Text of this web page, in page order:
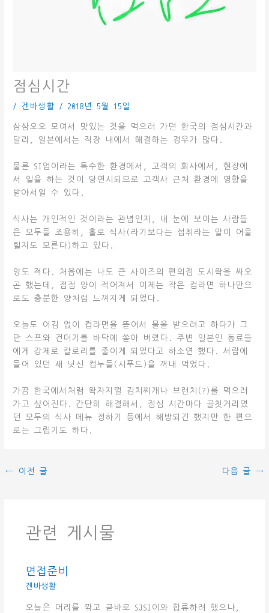
점심시간
/ 겐바생활 / 2018년 5월 15일
삼삼오오 모여서 맛있는 것을 먹으러 가던 한국의 점심시간과
달리, 일본에서는 직장 내에서 해결하는 경우가 많다.
물론 SI업이라는 특수한 환경에서, 고객의 회사에서, 현장에
서 일을 하는 것이 당연시되므로 고객사 근처 환경에 영향을
받아서일 수 있다.
식사는 개인적인 것이라는 관념인지, 내 눈에 보이는 사람들
은 모두들 조용히, 홀로 식사(라기보다는 섭취라는 말이 어울
릴지도 모른다)하고 있다.
양도 적다. 처음에는 나도 큰 사이즈의 편의점 도시락을 싸오
곤 했는데, 점점 양이 적어져서 이제는 작은 컵라면 하나만으
로도 충분한 양처럼 느껴지게 되었다.
오늘도 어김 없이 컵라면을 뜯어서 물을 받으려고 하다가 그
만 스프와 건더기를 바닥에 쏟아 버렸다. 주변 일본인 동료들
에게 강제로 칼로리를 줄이게 되었다고 하소연 했다. 서랍에
들어 있던 새 닛신 컵누들(시푸드)을 꺼내 먹었다.
가끔 한국에서처럼 왁자지껄 김치찌개나 브런치(?)를 먹으러
가고 싶어진다. 간단히 해결해서, 점심 시간마다 골칫거리였
던 모두의 식사 메뉴 정하기 등에서 해방되긴 했지만 한 편으
로는 그립기도 하다.
← 이전 글 다음 글 →
관련 게시물
면접준비
겐바생활
오늘은 머리를 깎고 곧바로 SJSJ이와 합류하려 했으나,